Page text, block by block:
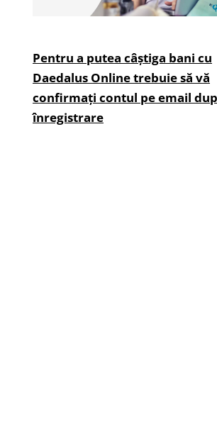
Pentru a putea câștiga bani cu
Daedalus Online trebuie să vă
confirmați contul pe email
înregistrare